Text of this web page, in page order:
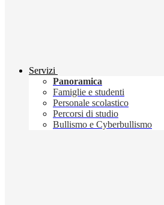
Servizi
Panoramica
Famiglie e studenti
Personale scolastico
Percorsi di studio
Bullismo e Cyberbullismo